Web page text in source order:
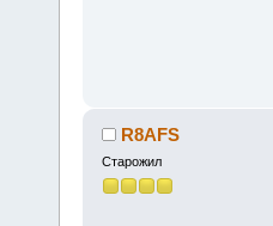
R8AFS
Старожил